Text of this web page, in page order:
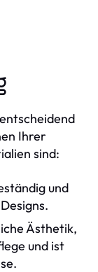
Ihrer
sind:
und
Ästhetik,
und ist